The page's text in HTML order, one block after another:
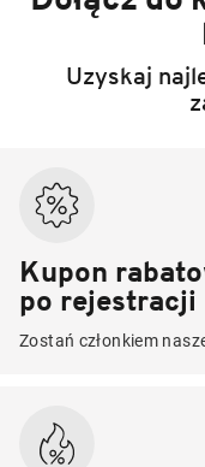
Uzyskaj
Kupon
po rejestracji
Zostań członkiem